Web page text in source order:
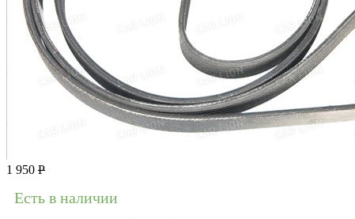
1 950 Р
Есть в наличии